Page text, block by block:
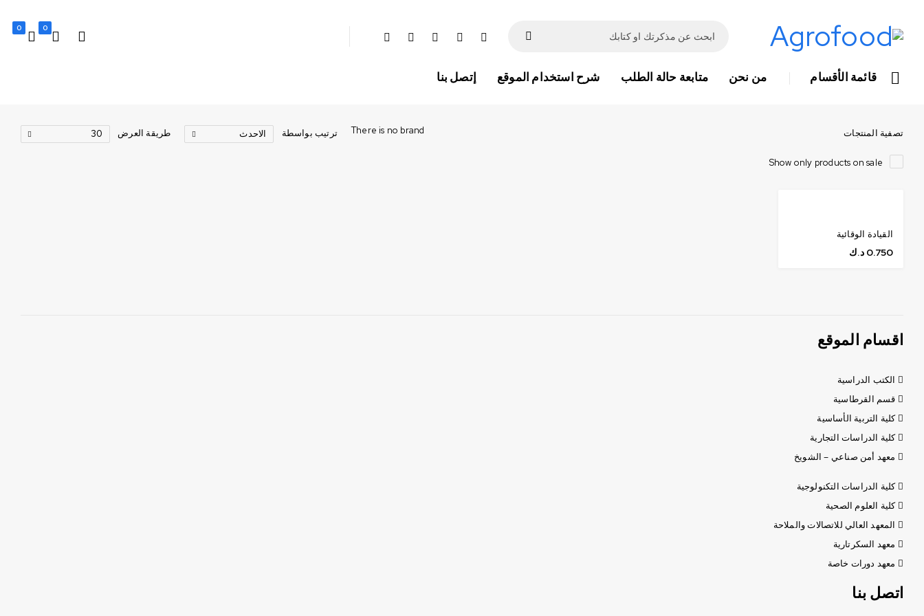
0
0
قائمة الأقسام من نحن متابعة حالة الطلب شرح استخدام الموقع إتصل بنا
تصفية المنتجات There is no brand ترتيب بواسطة الاحدث
Show only products on sale
طريقة العرض 30
القيادة الوقائية
0.750 د.ك
اقسام الموقع
الكتب الدراسية
قسم القرطاسية
كلية التربية الأساسية
كلية الدراسات التجارية
معهد أمن صناعي – الشويخ
كلية الدراسات التكنولوجية
كلية العلوم الصحية
المعهد العالي للاتصالات والملاحة
معهد السكرتارية
معهد دورات خاصة
اتصل بنا